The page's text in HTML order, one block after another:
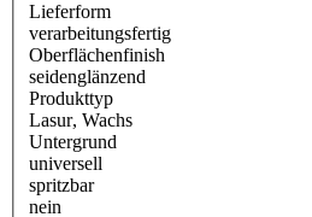
Lieferform
verarbeitungsfertig
Oberflächenfinish
seidenglänzend
Produkttyp
Lasur, Wachs
Untergrund
universell
spritzbar
nein